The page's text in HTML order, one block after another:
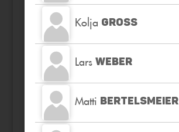
Kolja GROSS
Lars WEBER
Matti BERTELSMEIER